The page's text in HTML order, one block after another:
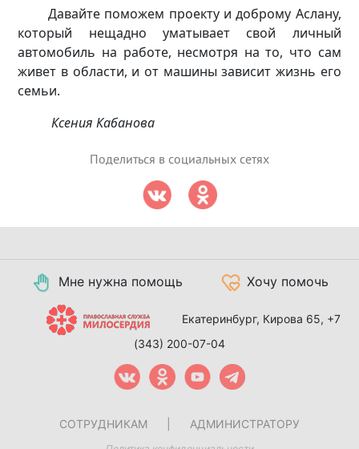
Давайте поможем проекту и доброму Аслану,
который нещадно уматывает свой личный
автомобиль на работе, несмотря на то, что сам
живет в области, и от машины зависит жизнь его
семьи.
Ксения Кабанова
Поделиться в социальных сетях
Мне нужна помощь Хочу помочь
Екатеринбург, Кирова 65, +7
(343) 200-07-04
СОТРУДНИКАМ АДМИНИСТРАТОРУ